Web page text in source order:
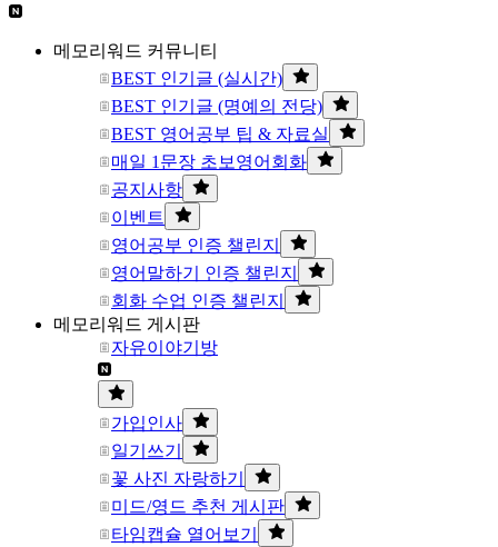
메모리워드 커뮤니티
BEST 인기글 (실시간)
BEST 인기글 (명예의 전당)
BEST 영어공부 팁 & 자료실
매일 1문장 초보영어회화
공지사항
이벤트
영어공부 인증 챌린지
영어말하기 인증 챌린지
회화 수업 인증 챌린지
메모리워드 게시판
자유이야기방
가입인사
일기쓰기
꽃 사진 자랑하기
미드/영드 추천 게시판
타임캡슐 열어보기